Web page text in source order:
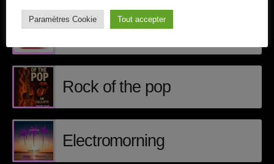
Electronic music
Events
Featured
French touch
Highlights
Music
Matt Craig
Rock of the pop
Electromorning
Paramètres Cookie Tout accepter